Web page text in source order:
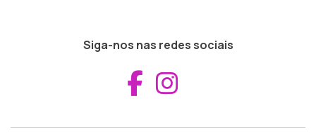
Siga-nos nas redes sociais
Aceder ao